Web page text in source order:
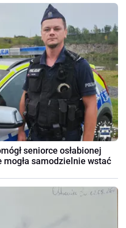
seniorce osłabionej
mogła samodzielnie wstać